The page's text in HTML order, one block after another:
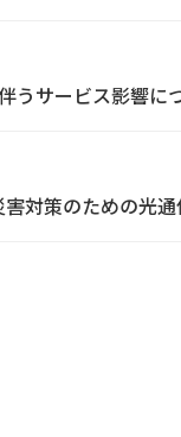
うサービス影響に
対策のための光